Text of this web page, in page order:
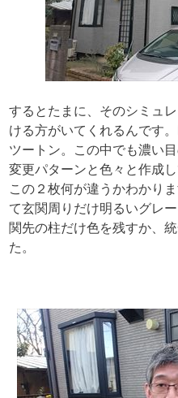
するとたまに、そのシミュ
ける方がいてくれるんです
ツートン。この中でも濃い
変更パターンと色々と作成し
この２枚何が違うかわかり
て玄関周りだけ明るいグレ
関先の柱だけ色を残すか、
た。